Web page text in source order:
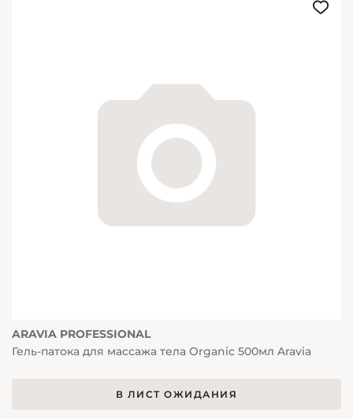
ARAVIA PROFESSIONAL
Гель-патока для массажа тела Organic 500мл Aravia
В ЛИСТ ОЖИДАНИЯ